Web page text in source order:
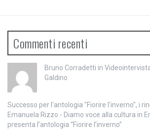
Commenti recenti
Bruno Corradetti in
Galdino
Successo per l'antologia "Fiorire l'inverno", i
Emanuela Rizzo - Diamo voce alla cultura in
presenta l’antologia “Fiorire l’inverno”